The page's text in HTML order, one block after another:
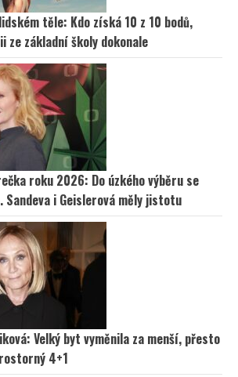
těle: Kdo získá 10 z 10 bodů,
ze základní školy dokonale
roku 2026: Do úzkého výběru se
Sandeva i Geislerová měly jistotu
Velký byt vyměnila za menší, přesto
4+1